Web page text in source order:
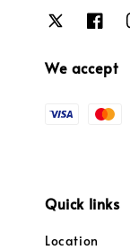
We accept
Quick links
Location